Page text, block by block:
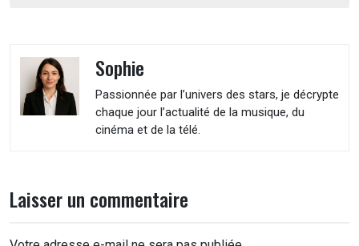
Sophie
Passionnée par l’univers des stars, je décrypte
chaque jour l’actualité de la musique, du
cinéma et de la télé.
Laisser un commentaire